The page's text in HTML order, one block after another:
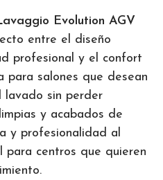
Evolution AGV
entre el diseño
profesional y el confort
para salones que desean
lavado sin perder
y acabados de
y profesionalidad al
para centros que quieren